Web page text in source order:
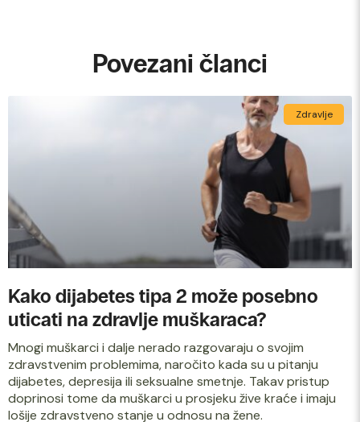
Povezani članci
Zdravlje
Kako dijabetes tipa 2 može posebno
uticati na zdravlje muškaraca?
Mnogi muškarci i dalje nerado razgovaraju o svojim
zdravstvenim problemima, naročito kada su u pitanju
dijabetes, depresija ili seksualne smetnje. Takav pristup
doprinosi tome da muškarci u prosjeku žive kraće i imaju
lošije zdravstveno stanje u odnosu na žene.